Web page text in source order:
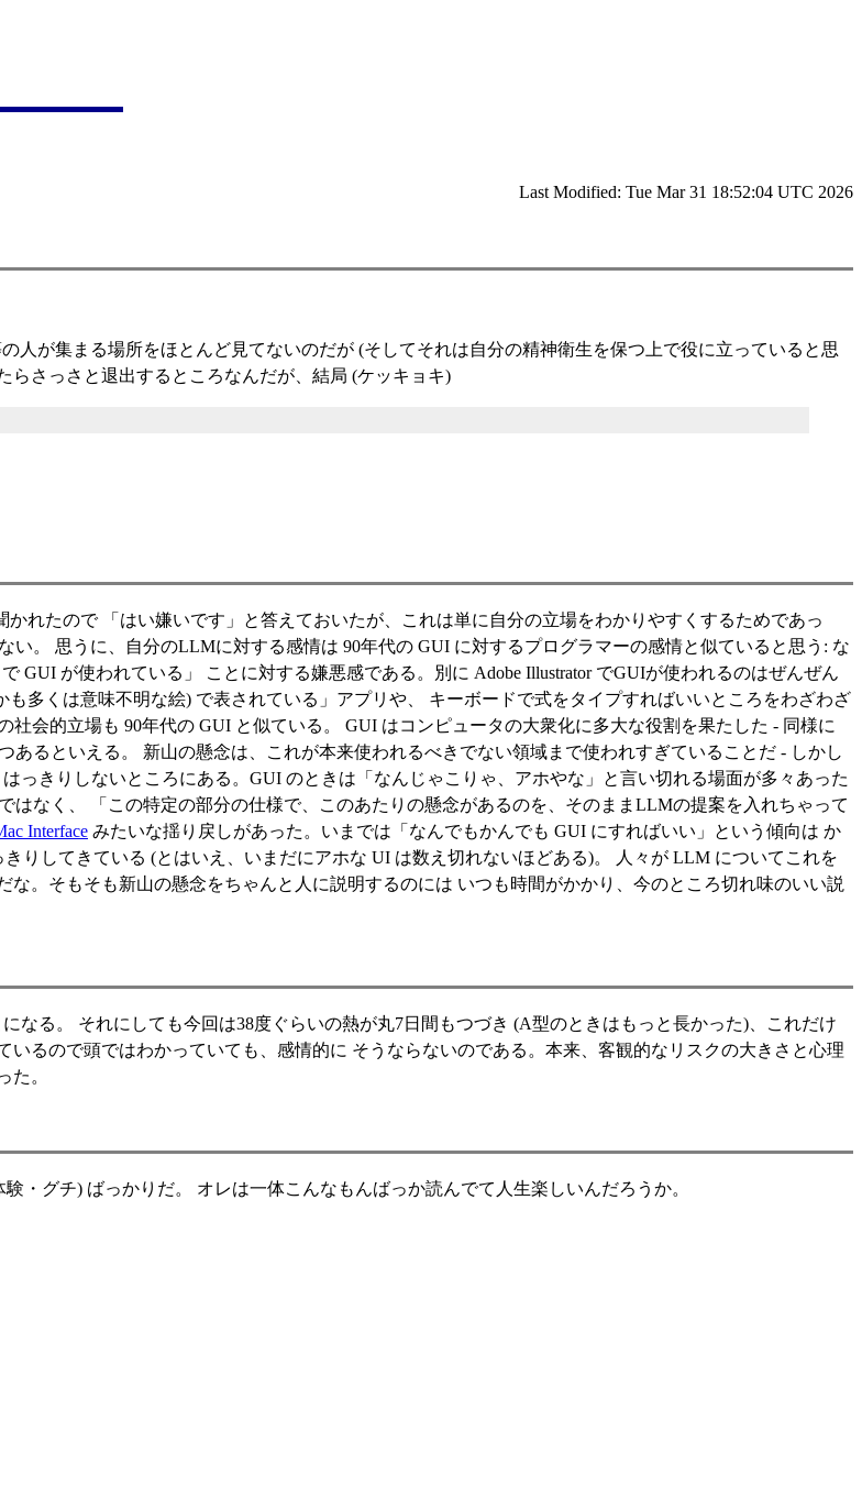
Last Modified: Tue Mar 31 18:52:04 UTC 2026
人が集まる場所をほとんど見てないのだが (そしてそれは自分の精神衛生を保つ上で役に立っていると思
らさっさと退出するところなんだが、結局 (ケッキョキ)
れたので 「はい嫌いです」と答えておいたが、これは単に自分の立場をわかりやすくするためであっ
。 思うに、自分のLLMに対する感情は 90年代の GUI に対するプログラマーの感情と似ていると思う: な
GUI が使われている」 ことに対する嫌悪感である。別に Adobe Illustrator でGUIが使われるのはぜんぜん
多くは意味不明な絵) で表されている」アプリや、 キーボードで式をタイプすればいいところをわざわざ
会的立場も 90年代の GUI と似ている。 GUI はコンピュータの大衆化に多大な役割を果たした - 同様に
るといえる。 新山の懸念は、これが本来使われるべきでない領域まで使われすぎていることだ - しかし
っきりしないところにある。GUI のときは「なんじゃこりゃ、アホやな」と言い切れる場面が多々あった
なく、 「この特定の部分の仕様で、このあたりの懸念があるのを、そのままLLMの提案を入れちゃって
Interface みたいな揺り戻しがあった。いまでは「なんでもかんでも GUI にすればいい」という傾向は か
りしてきている (とはいえ、いまだにアホな UI は数え切れないほどある)。 人々が LLM についてこれを
。そもそも新山の懸念をちゃんと人に説明するのには いつも時間がかかり、今のところ切れ味のいい説
なる。 それにしても今回は38度ぐらいの熱が丸7日間もつづき (A型のときはもっと長かった)、これだけ
るので頭ではわかっていても、感情的に そうならないのである。本来、客観的なリスクの大きさと心理
た。
・グチ) ばっかりだ。 オレは一体こんなもんばっか読んでて人生楽しいんだろうか。